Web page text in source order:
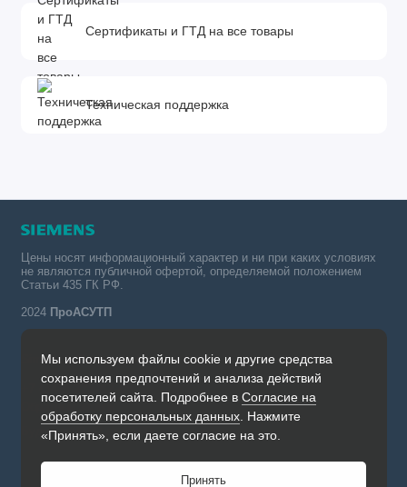
Сертификаты и ГТД на все товары
Техническая поддержка
Мы используем файлы cookie и другие средства
сохранения предпочтений и анализа действий
посетителей сайта. Подробнее в Согласие на
обработку персональных данных . Нажмите
«Принять», если даете согласие на это.
Принять
Цены носят информационный характер и ни при каких условиях
не являются публичной офертой, определяемой положением
Статьи 435 ГК РФ.
2024 ПроАСУТП
Simatic в России тел.:
+7 (342) 273-82-09
Будни, с 09.00 до 19.00